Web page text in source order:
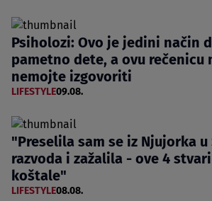
Psiholozi: Ovo je jedini način
pametno dete, a ovu rečenicu
nemojte izgovoriti
LIFESTYLE09.08.
"Preselila sam se iz Njujorka
razvoda i zažalila - ove 4
koštale"
LIFESTYLE08.08.